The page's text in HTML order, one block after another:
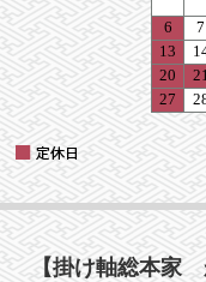
【掛け軸総本家